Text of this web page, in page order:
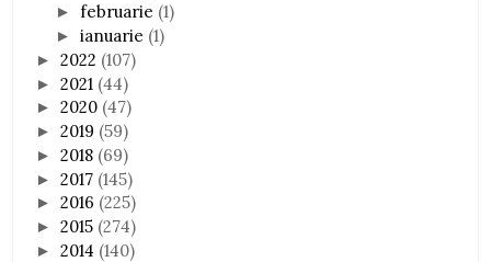
►februarie (1)
►ianuarie (1)
►2022 (107)
►2021 (44)
►2020 (47)
►2019 (59)
►2018 (69)
►2017 (145)
►2016 (225)
►2015 (274)
►2014 (140)